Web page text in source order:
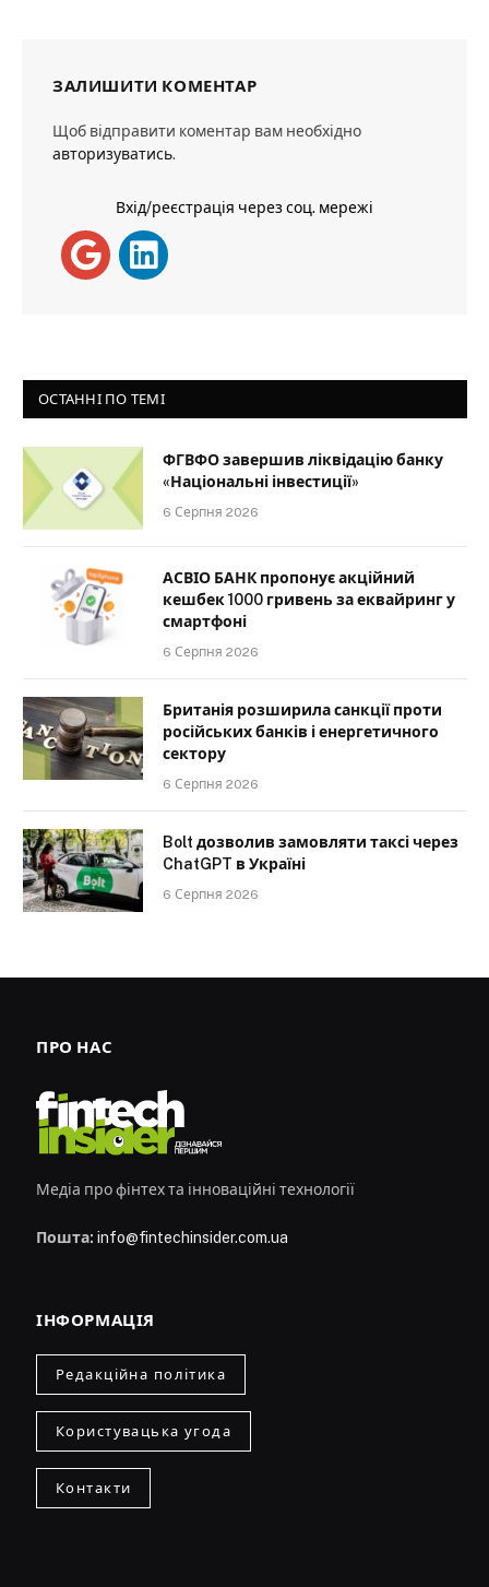
ЗАЛИШИТИ КОМЕНТАР
Щоб відправити коментар вам необхідно
авторизуватись.
Вхід/реєстрація через соц. мережі
ОСТАННІ ПО ТЕМІ
ФГВФО завершив ліквідацію банку
«Національні інвестиції»
6 Серпня 2026
АСВІО БАНК пропонує акційний
кешбек 1000 гривень за еквайринг у
смартфоні
6 Серпня 2026
Британія розширила санкції проти
російських банків і енергетичного
сектору
6 Серпня 2026
Bolt дозволив замовляти таксі через
ChatGPT в Україні
6 Серпня 2026
ПРО НАС
Медіа про фінтех та інноваційні технології
Пошта: info@fintechinsider.com.ua
ІНФОРМАЦІЯ
Редакційна політика
Користувацька угода
Контакти